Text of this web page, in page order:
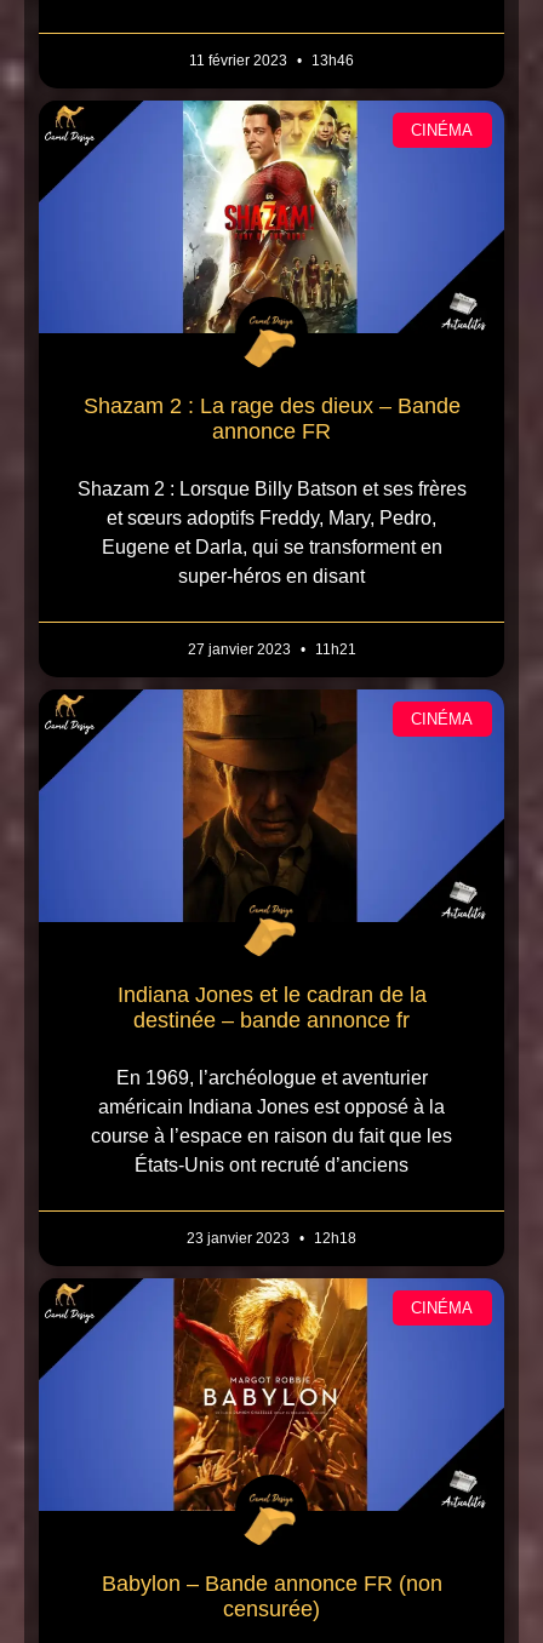
11 février 2023 13h46
CINÉMA
Shazam 2 : La rage des dieux – Bande
annonce FR
Shazam 2 : Lorsque Billy Batson et ses frères
et sœurs adoptifs Freddy, Mary, Pedro,
Eugene et Darla, qui se transforment en
super-héros en disant
27 janvier 2023 11h21
CINÉMA
Indiana Jones et le cadran de la
destinée – bande annonce fr
En 1969, l’archéologue et aventurier
américain Indiana Jones est opposé à la
course à l’espace en raison du fait que les
États-Unis ont recruté d’anciens
23 janvier 2023 12h18
CINÉMA
Babylon – Bande annonce FR (non
censurée)